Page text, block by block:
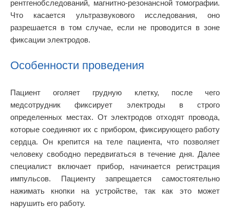
рентгенобследований, магнитно-резонансной томографии.
Что касается ультразвукового исследования, оно
разрешается в том случае, если не проводится в зоне
фиксации электродов.
Особенности проведения
Пациент оголяет грудную клетку, после чего
медсотрудник фиксирует электроды в строго
определенных местах. От электродов отходят провода,
которые соединяют их с прибором, фиксирующего работу
сердца. Он крепится на теле пациента, что позволяет
человеку свободно передвигаться в течение дня. Далее
специалист включает прибор, начинается регистрация
импульсов. Пациенту запрещается самостоятельно
нажимать кнопки на устройстве, так как это может
нарушить его работу.